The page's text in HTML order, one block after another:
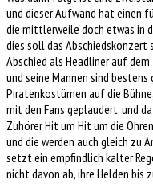
und dieser Aufwand hat einen
die mittlerweile doch etwas in
dies soll das Abschiedskonzert
Abschied als Headliner auf dem
und seine Mannen sind
Piratenkostümen auf die
mit den Fans geplaudert, und
Zuhörer Hit um Hit um die
und die werden auch gleich zu
setzt ein empfindlich kalter
nicht davon ab, ihre Helden